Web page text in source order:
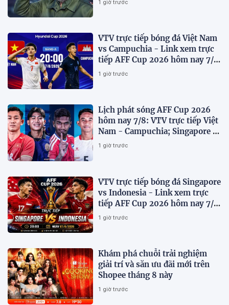
1 giờ trước
VTV trực tiếp bóng đá Việt Nam
vs Campuchia - Link xem trực
tiếp AFF Cup 2026 hôm nay 7/8
trên VTV6
1 giờ trước
Lịch phát sóng AFF Cup 2026
hôm nay 7/8: VTV trực tiếp Việt
Nam - Campuchia; Singapore -
Indonesia
1 giờ trước
VTV trực tiếp bóng đá Singapore
vs Indonesia - Link xem trực
tiếp AFF Cup 2026 hôm nay 7/8
trên VTV7
1 giờ trước
Khám phá chuỗi trải nghiệm
giải trí và săn ưu đãi mới trên
Shopee tháng 8 này
1 giờ trước